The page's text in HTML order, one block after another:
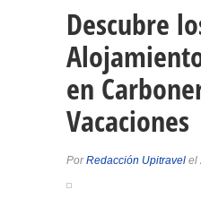
Descubre
en
Vacaciones
PorRedacción Upitravel el